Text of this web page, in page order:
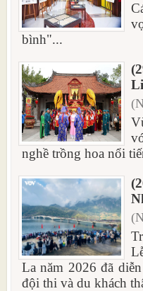
bình"...
nghề trồng hoa nổi
La năm 2026 đã
đội thi và du khách